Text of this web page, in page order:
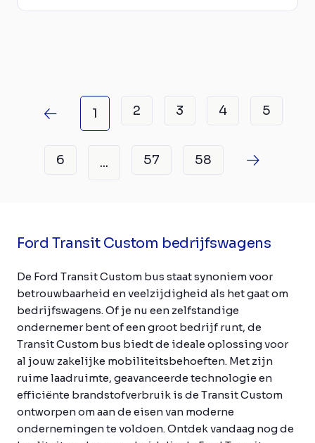
1 2 3 4 5
6 ... 57 58
Ford Transit Custom bedrijfswagens
De Ford Transit Custom bus staat synoniem voor
betrouwbaarheid en veelzijdigheid als het gaat om
bedrijfswagens. Of je nu een zelfstandige
ondernemer bent of een groot bedrijf runt, de
Transit Custom bus biedt de ideale oplossing voor
al jouw zakelijke mobiliteitsbehoeften. Met zijn
ruime laadruimte, geavanceerde technologie en
efficiënte brandstofverbruik is de Transit Custom
ontworpen om aan de eisen van moderne
ondernemingen te voldoen. Ontdek vandaag nog de